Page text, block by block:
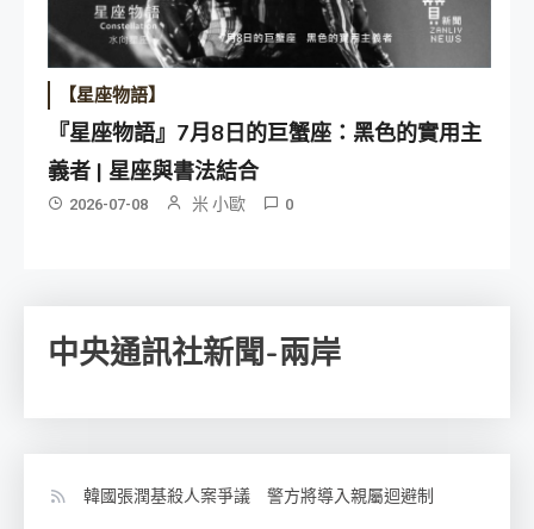
【星座物語】
『星座物語』7月8日的巨蟹座：黑色的實用主
義者 | 星座與書法結合
2026-07-08 米 小歐 0
中央通訊社新聞-兩岸
韓國張潤基殺人案爭議 警方將導入親屬迴避制